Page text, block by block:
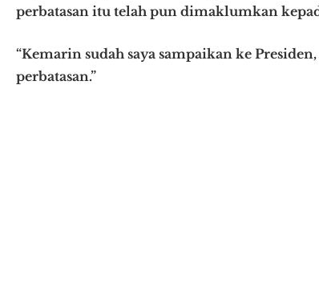
perbatasan itu telah pun dimaklumkan
“Kemarin sudah saya sampaikan ke
perbatasan.”